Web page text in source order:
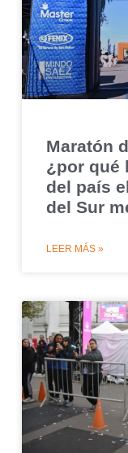
Maratón
¿por qué
del país
del Sur
LEER MÁS »